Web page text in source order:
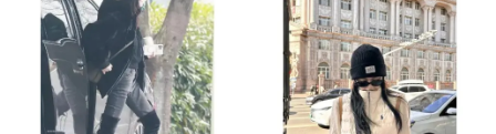
《诺比特》（Norbit） (2007)
《糖分冲刺》（Sugar Rush） (2019)
2025年8月7日下架影片：